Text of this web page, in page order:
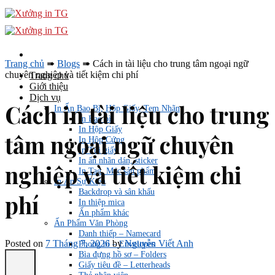
Skip
to
content
Trang chủ
Giới thiệu
Dịch vụ
In Ấn Bao Bì, Hộp Giấy, Tem Nhãn
In Bao bì
In Hộp Giấy
In Hộp Cứng
In Túi giấy
In ấn nhãn dán, sticker
In Tag, Mác sản phẩm
In Ấn Sự Kiện
Backdrop và sân khấu
In thiệp mica
Ấn phẩm khác
Ấn Phẩm Văn Phòng
Danh thiếp – Namecard
Phong bì – Envelopes
Bìa đựng hồ sơ – Folders
Giấy tiêu đề – Letterheads
Trang chủ ➠ Blogs ➠ Cách in tài liệu cho trung tâm ngoại ngữ
chuyên nghiệp và tiết kiệm chi phí
Cách in tài liệu cho trung
tâm ngoại ngữ chuyên
nghiệp và tiết kiệm chi
phí
Posted on 7 Tháng 7, 2026 byNguyễn Viết Anh